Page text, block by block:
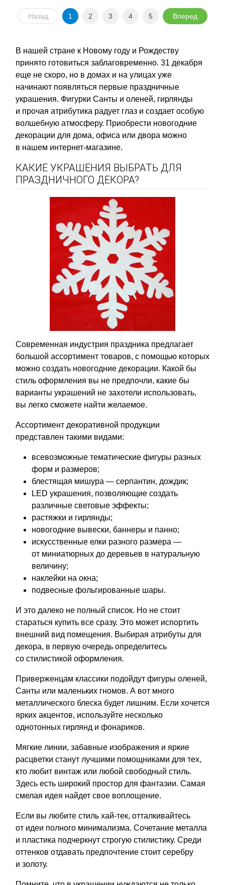
Назад 1 2 3 4 5 Вперед
В нашей стране к Новому году и Рождеству
принято готовиться заблаговременно. 31 декабря
еще не скоро, но в домах и на улицах уже
начинают появляться первые праздничные
украшения. Фигурки Санты и оленей, гирлянды
и прочая атрибутика радует глаз и создает особую
волшебную атмосферу. Приобрести новогодние
декорации для дома, офиса или двора можно
в нашем интернет-магазине.
КАКИЕ УКРАШЕНИЯ ВЫБРАТЬ ДЛЯ
ПРАЗДНИЧНОГО ДЕКОРА?
Современная индустрия праздника предлагает
большой ассортимент товаров, с помощью которых
можно создать новогодние декорации. Какой бы
стиль оформления вы не предпочли, какие бы
варианты украшений не захотели использовать,
вы легко сможете найти желаемое.
Ассортимент декоративной продукции
представлен такими видами:
всевозможные тематические фигуры разных
форм и размеров;
блестящая мишура — серпантин, дождик;
LED украшения, позволяющие создать
различные световые эффекты;
растяжки и гирлянды;
новогодние вывески, баннеры и панно;
искусственные елки разного размера —
от миниатюрных до деревьев в натуральную
величину;
наклейки на окна;
подвесные фольгированные шары.
И это далеко не полный список. Но не стоит
стараться купить все сразу. Это может испортить
внешний вид помещения. Выбирая атрибуты для
декора, в первую очередь определитесь
со стилистикой оформления.
Приверженцам классики подойдут фигуры оленей,
Санты или маленьких гномов. А вот много
металлического блеска будет лишним. Если хочется
ярких акцентов, используйте несколько
однотонных гирлянд и фонариков.
Мягкие линии, забавные изображения и яркие
расцветки станут лучшими помощниками для тех,
кто любит винтаж или любой свободный стиль.
Здесь есть широкий простор для фантазии. Самая
смелая идея найдет свое воплощение.
Если вы любите стиль хай-тек, отталкивайтесь
от идеи полного минимализма. Сочетание металла
и пластика подчеркнут строгую стилистику. Среди
оттенков отдавать предпочтение стоит серебру
и золоту.